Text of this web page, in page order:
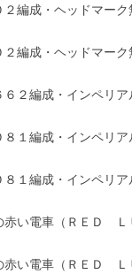
編成・ヘッドマー
編成・ヘッドマー
２編成・インペリ
１編成・インペリ
１編成・インペリ
赤い電車（ＲＥＤ
赤い電車（ＲＥＤ